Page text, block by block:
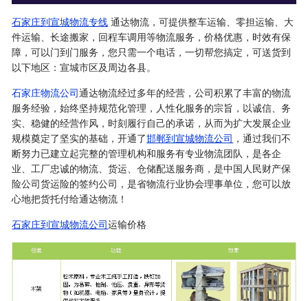
石家庄到宣城物流专线 通达物流，可提供整车运输、零担运输、大
件运输、长途搬家，回程车调用等物流服务，价格优惠，时效有保
障，可以门到门服务，您只需一个电话，一切帮您搞定，可送货到
以下地区：宣城市区及周边各县。
石家庄物流公司通达物流经过多年的经营，公司积累了丰富的物流
服务经验，始终坚持规范化管理，人性化服务的宗旨，以诚信、务
实、稳健的经营作风，时刻履行自己的承诺，从而为扩大发展企业
规模奠定了坚实的基础，开通了邯郸到宣城物流公司 ，通过我们不
断努力已建立起完整的管理机构和服务有专业物流团队，是各企
业、工厂忠诚的物流、货运、仓储配送服务商，是中国人民财产保
险公司货运险的签约公司，是省物流行业协会理事单位，您可以放
心地把货托付给通达物流！
石家庄到宣城物流公司运输价格